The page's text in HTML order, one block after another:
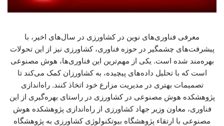
معرفی فناوری‌های نوین در کشاورزی در سال‌های اخیر، با
پیشرفت‌های چشمگیر در حوزه فناوری، کشاورزی نیز از این تحولات
بهره‌مند شده است. یکی از مهم‌ترین این فناوری‌ها، هوش مصنوعی
است که با تحلیل داده‌های پیچیده، به کشاورزان کمک می‌کند تا
تصمیمات بهتری در مدیریت مزارع خود اتخاذ کنند. راه‌اندازی
پژوهشکده هوش مصنوعی در کشاورزی در راستای بهره‌گیری از این
فناوری، معاون وزیر جهاد کشاورزی از راه‌اندازی پژوهشکده هوش
مصنوعی با ارتقاء پژوهشگاه بیوتکنولوژی کشاورزی به پژوهشگاه